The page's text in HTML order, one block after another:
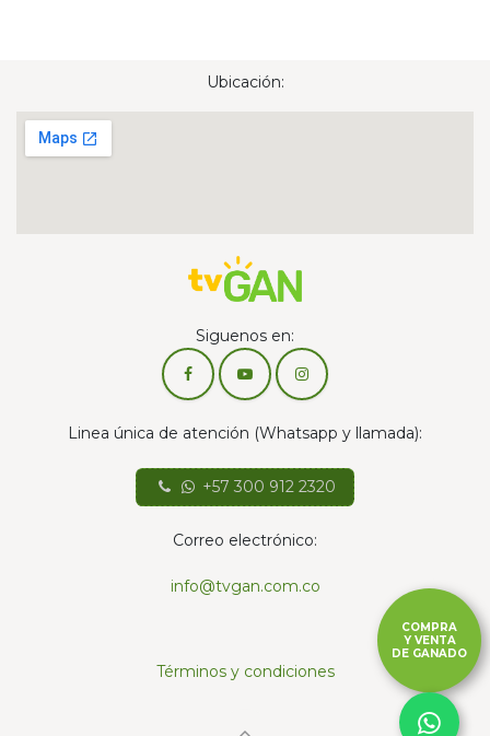
Ubicación:
Siguenos en:
Linea única de atención (Whatsapp y llamada):
+57 300 912 2320
Correo electrónico:
info@tvgan.com.co
Términos y condiciones
COMPRA
Y VENTA
DE GANADO